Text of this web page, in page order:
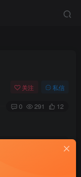
关注 私信
0 291 12
Modern